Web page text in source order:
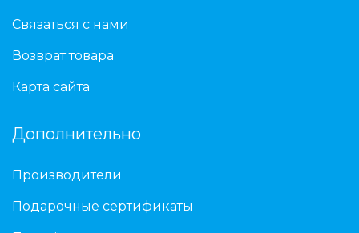
Связаться с нами
Возврат товара
Карта сайта
Дополнительно
Производители
Подарочные сертификаты